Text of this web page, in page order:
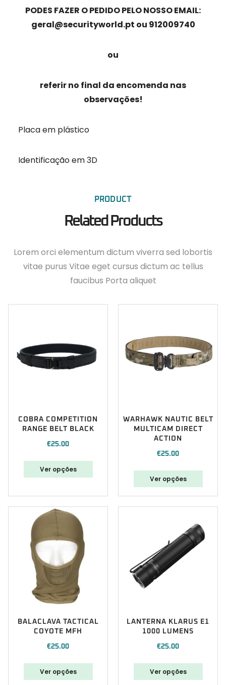
PODES FAZER O PEDIDO PELO NOSSO EMAIL:
geral@securityworld.pt ou 912009740
ou
referir no final da encomenda nas
observações!
Placa em plástico
Identificação em 3D
PRODUCT
Related Products
Lorem orci elementum dictum viverra sed lobortis
vitae purus Vitae eget cursus dictum ac tellus
faucibus Porta aliquet
COBRA COMPETITION
RANGE BELT BLACK
€25.00
Ver opções
WARHAWK NAUTIC BELT
MULTICAM DIRECT
ACTION
€25.00
Ver opções
BALACLAVA TACTICAL
COYOTE MFH
€25.00
Ver opções
LANTERNA KLARUS E1
1000 LUMENS
€25.00
Ver opções